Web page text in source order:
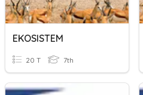
EKOSISTEM
20 T 7th